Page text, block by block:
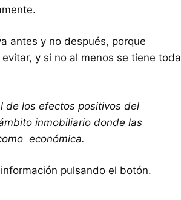
antes y no después, porque
y si no al menos se tiene toda
de los efectos positivos del
inmobiliario donde las
económica.
pulsando el botón.